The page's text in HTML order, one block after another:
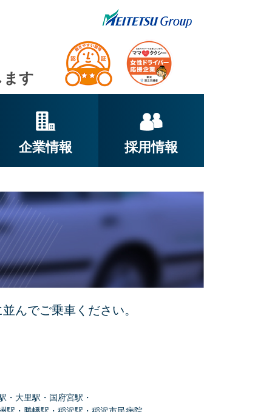
ます
企業情報 採用情報
んでご乗車ください。
・大里駅・国府宮駅・